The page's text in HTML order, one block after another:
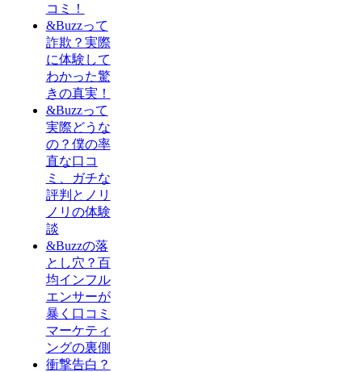
コミ！
&Buzzって
詐欺？実際
に体験して
わかった驚
きの真実！
&Buzzって
実際どうな
の？僕の率
直な口コ
ミ、ガチな
評判とノリ
ノリの体験
談
&Buzzの落
とし穴？百
均インフル
エンサーが
暴く口コミ
マーケティ
ングの裏側
衝撃告白？